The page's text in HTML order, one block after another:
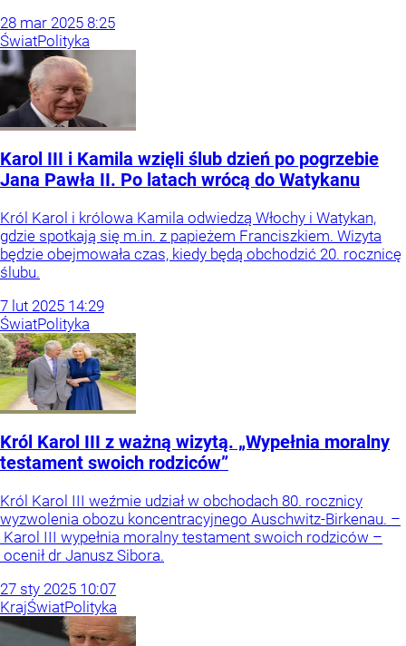
28 mar 2025 8:25
ŚwiatPolityka
Karol III i Kamila wzięli ślub dzień po pogrzebie
Jana Pawła II. Po latach wrócą do Watykanu
Król Karol i królowa Kamila odwiedzą Włochy i Watykan,
gdzie spotkają się m.in. z papieżem Franciszkiem. Wizyta
będzie obejmowała czas, kiedy będą obchodzić 20. rocznicę
ślubu.
7 lut 2025 14:29
ŚwiatPolityka
Król Karol III z ważną wizytą. „Wypełnia moralny
testament swoich rodziców”
Król Karol III weźmie udział w obchodach 80. rocznicy
wyzwolenia obozu koncentracyjnego Auschwitz-Birkenau. –
Karol III wypełnia moralny testament swoich rodziców –
ocenił dr Janusz Sibora.
27 sty 2025 10:07
KrajŚwiatPolityka